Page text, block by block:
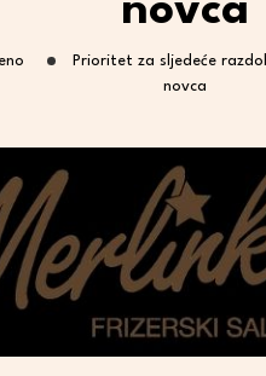
novca
Prioritet za sljedeće
novca